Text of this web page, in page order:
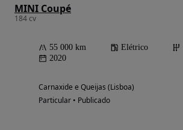
MINI Coupé
184 cv
55 000 km Elétrico
2020
Carnaxide e Queijas (Lisboa)
Particular • Publicado